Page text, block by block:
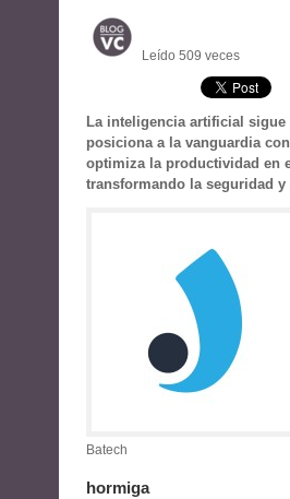
Leído 509 veces
La inteligencia artificial
posiciona a la vanguardia
optimiza la productividad en
transformando la seguridad
Batech
hormiga